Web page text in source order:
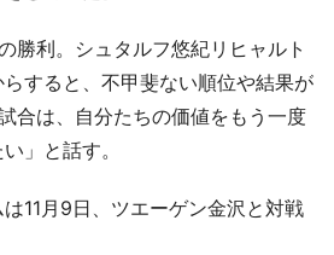
勝利。シュタルフ悠紀リヒャルト
すると、不甲斐ない順位や結果が
合は、自分たちの価値をもう一度
」と話す。
11月9日、ツエーゲン金沢と対戦